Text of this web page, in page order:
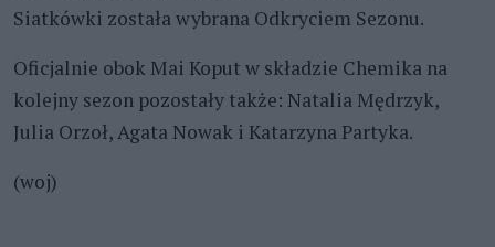
Siatkówki została wybrana Odkryciem Sezonu.
Oficjalnie obok Mai Koput w składzie Chemika na
kolejny sezon pozostały także: Natalia Mędrzyk,
Julia Orzoł, Agata Nowak i Katarzyna Partyka.
(woj)